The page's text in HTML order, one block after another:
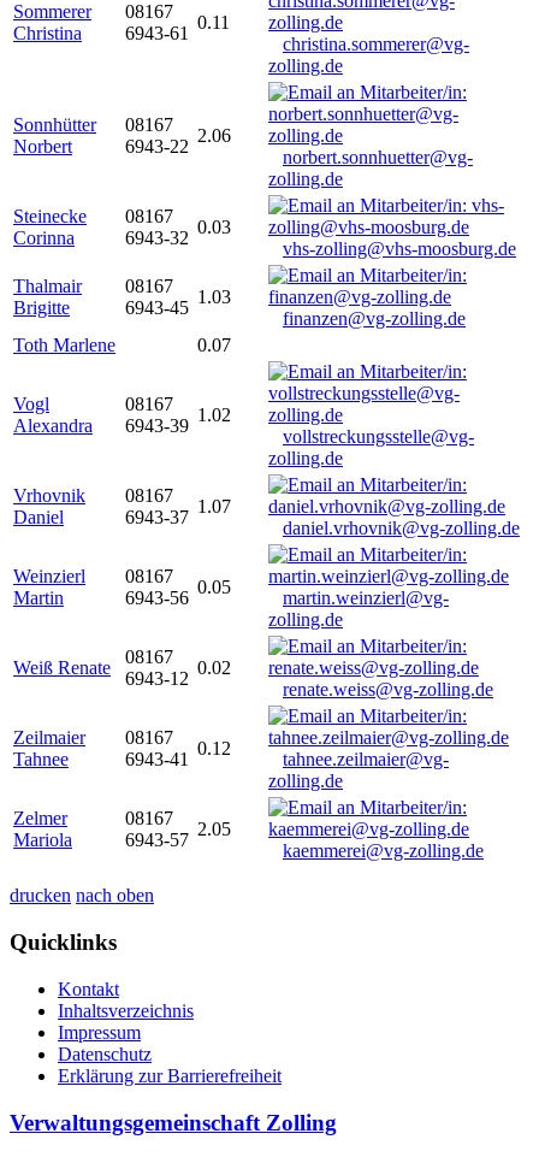
Sommerer
Christina
08167
6943-61
0.11
christina.sommerer@vg-
zolling.de
Sonnhütter
Norbert
08167
6943-22
2.06
norbert.sonnhuetter@vg-
zolling.de
Steinecke
Corinna
08167
6943-32
0.03
vhs-zolling@vhs-moosburg.de
Thalmair
Brigitte
08167
6943-45
1.03
finanzen@vg-zolling.de
Toth Marlene
0.07
Vogl
Alexandra
08167
6943-39
1.02
vollstreckungsstelle@vg-
zolling.de
Vrhovnik
Daniel
08167
6943-37
1.07
daniel.vrhovnik@vg-zolling.de
Weinzierl
Martin
08167
6943-56
0.05
martin.weinzierl@vg-
zolling.de
Weiß Renate
08167
6943-12
0.02
renate.weiss@vg-zolling.de
Zeilmaier
Tahnee
08167
6943-41
0.12
tahnee.zeilmaier@vg-
zolling.de
Zelmer
Mariola
08167
6943-57
2.05
kaemmerei@vg-zolling.de
drucken nach oben
Quicklinks
Kontakt
Inhaltsverzeichnis
Impressum
Datenschutz
Erklärung zur Barrierefreiheit
Verwaltungsgemeinschaft Zolling